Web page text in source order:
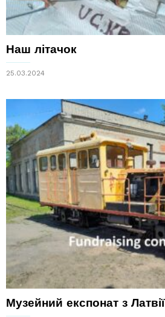
Наш літачок
25.03.2024
Музейний експонат з Латвії